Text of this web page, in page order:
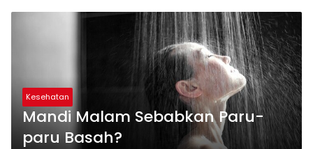
Kesehatan
Mandi Malam Sebabkan Paru-
paru Basah?